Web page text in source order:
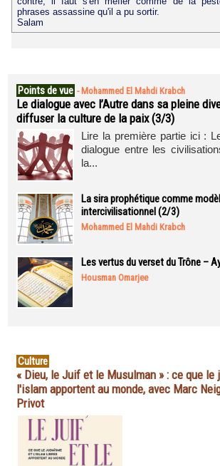
phrases assassine qu'il a pu sortir.
Salam
Points de vue - Mohammed El Mahdi Krabch
Le dialogue avec l’Autre dans sa pleine
diffuser la culture de la paix (3/3)
Lire la première partie ici :
dialogue entre les
la...
La sira prophétique comme
intercivilisationnel (2/3)
Mohammed El Mahdi Krabch
Les vertus du verset du Trône –
Housman Omarjee
Culture
« Dieu, le Juif et le Musulman » : ce que le
l'islam apportent au monde, avec Marc
Privot